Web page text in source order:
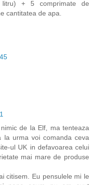
+ 5 comprimate de
cantitatea de apa.
de la Elf, ma tenteaza
la urma voi comanda ceva
ul UK in defavoarea celui
mai mare de produse
citisem. Eu pensulele mi le